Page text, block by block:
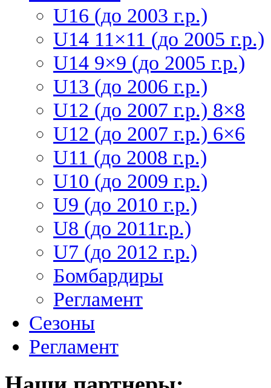
U16 (до 2003 г.р.)
U14 11×11 (до 2005 г.р.)
U14 9×9 (до 2005 г.р.)
U13 (до 2006 г.р.)
U12 (до 2007 г.р.) 8×8
U12 (до 2007 г.р.) 6×6
U11 (до 2008 г.р.)
U10 (до 2009 г.р.)
U9 (до 2010 г.р.)
U8 (до 2011г.р.)
U7 (до 2012 г.р.)
Бомбардиры
Регламент
Сезоны
Регламент